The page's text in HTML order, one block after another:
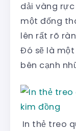
dải vàng
một đống
lên rất rõ
Đó sẽ là
bên cạnh
In thẻ treo